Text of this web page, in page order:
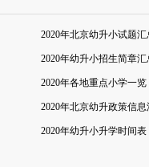
2020年北京幼升小试题汇
2020年幼升小招生简章汇
2020年各地重点小学一览
2020年北京幼升政策信息
2020年幼升小升学时间表